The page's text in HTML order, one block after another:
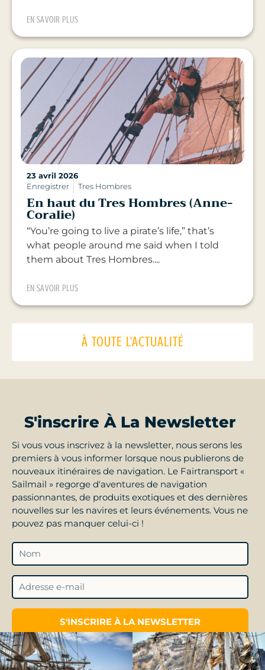
EN SAVOIR PLUS
23 avril 2026
Enregistrer
Tres Hombres
En haut du Tres Hombres (Anne-
Coralie)
“You’re going to live a pirate’s life,” that’s
what people around me said when I told
them about Tres Hombres....
EN SAVOIR PLUS
À TOUTE L'ACTUALITÉ
S'inscrire À La Newsletter
Si vous vous inscrivez à la newsletter, nous serons les
premiers à vous informer lorsque nous publierons de
nouveaux itinéraires de navigation. Le Fairtransport «
Sailmail » regorge d'aventures de navigation
passionnantes, de produits exotiques et des dernières
nouvelles sur les navires et leurs événements. Vous ne
pouvez pas manquer celui-ci !
S'INSCRIRE À LA NEWSLETTER